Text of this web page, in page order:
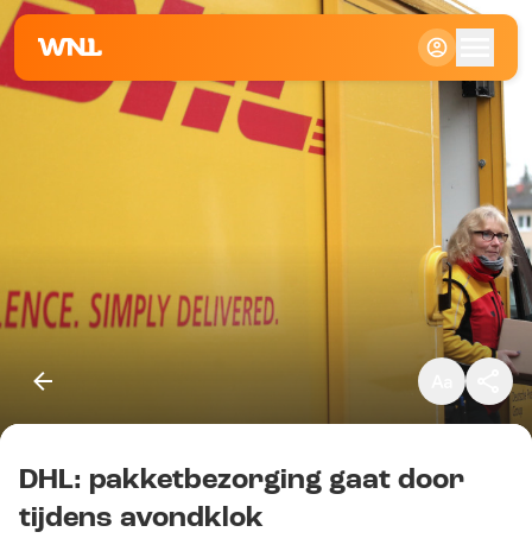
Standaard
Kopieer link
DHL: pakketbezorging gaat door
tijdens avondklok